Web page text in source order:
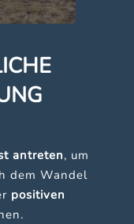
antreten, um
dem Wandel
positiven